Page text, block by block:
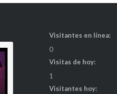
Visitantes en línea:
0
Visitas de hoy:
1
Visitantes hoy: